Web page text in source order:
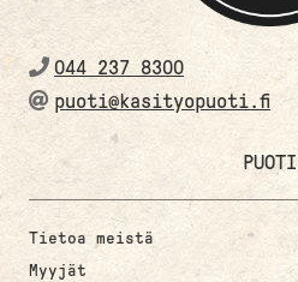
044 237 8300
puoti@kasityopuoti.fi
PUOTI
Tietoa meistä
Myyjät